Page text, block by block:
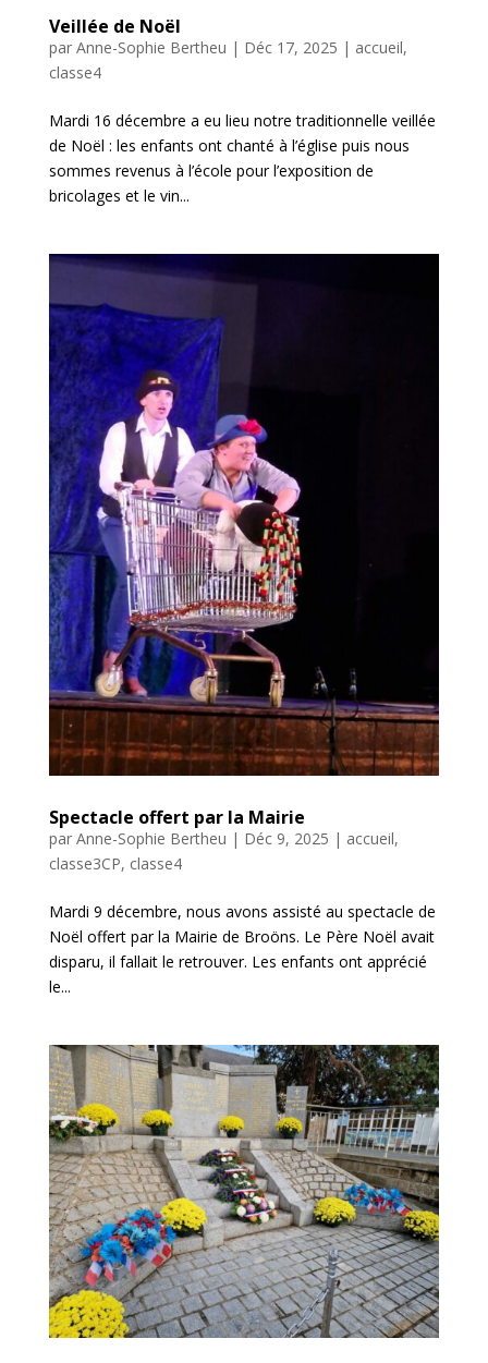
Veillée de Noël
par Anne-Sophie Bertheu | Déc 17, 2025 | accueil,
classe4
Mardi 16 décembre a eu lieu notre traditionnelle veillée
de Noël : les enfants ont chanté à l’église puis nous
sommes revenus à l’école pour l’exposition de
bricolages et le vin...
Spectacle offert par la Mairie
par Anne-Sophie Bertheu | Déc 9, 2025 | accueil,
classe3CP, classe4
Mardi 9 décembre, nous avons assisté au spectacle de
Noël offert par la Mairie de Broöns. Le Père Noël avait
disparu, il fallait le retrouver. Les enfants ont apprécié
le...